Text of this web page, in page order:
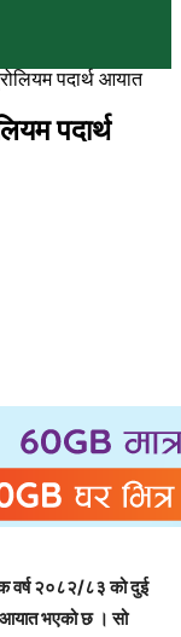
पदार्थ आयात
पदार्थ
वर्ष २०८२/८३ को दुई
आयात भएको छ । सो